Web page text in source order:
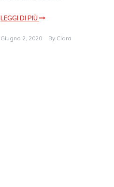
LEGGI DI PIÙ
Giugno 2, 2020 By Clara